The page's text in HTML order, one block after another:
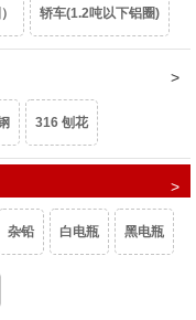
用电扇 家用台扇
轿车(1.2吨以下铝圈)
柴油皮卡车（铁圈）
巴、校巴 豪华大巴
316 刨花
杂铅 白电瓶 黑电瓶